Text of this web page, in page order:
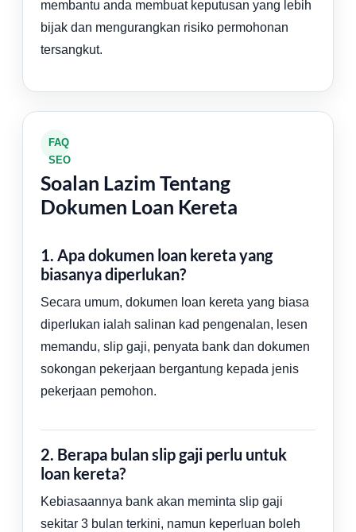
membantu anda membuat keputusan yang lebih
bijak dan mengurangkan risiko permohonan
tersangkut.
FAQ
SEO
Soalan Lazim Tentang
Dokumen Loan Kereta
1. Apa dokumen loan kereta yang
biasanya diperlukan?
Secara umum, dokumen loan kereta yang biasa
diperlukan ialah salinan kad pengenalan, lesen
memandu, slip gaji, penyata bank dan dokumen
sokongan pekerjaan bergantung kepada jenis
pekerjaan pemohon.
2. Berapa bulan slip gaji perlu untuk
loan kereta?
Kebiasaannya bank akan meminta slip gaji
sekitar 3 bulan terkini, namun keperluan boleh